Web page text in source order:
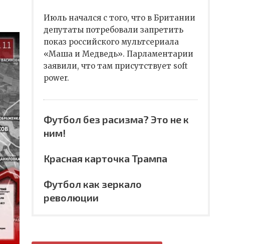
Июль начался с того, что в Британии
депутаты потребовали запретить
показ российского мультсериала
«Маша и Медведь». Парламентарии
заявили, что там присутствует soft
power.
Футбол без расизма? Это не к
ним!
Красная карточка Трампа
Футбол как зеркало
революции